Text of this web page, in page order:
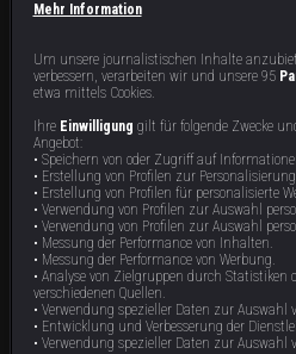
Sky Deutschland (
Telekom/Magenta TV (https://
Vodafone Deutschland (https://
waipu.tv (https://www.waipu.tv/
Mehr Information
Um unsere journalistischen Inhalte
verbessern, verarbeiten wir und unsere 95
etwa mittels Cookies.
Ihre Einwilligung gilt für folgende Zwecke
Angebot:
• Speichern von oder Zugriff auf
• Erstellung von Profilen zur
• Erstellung von Profilen für personalisierte
• Verwendung von Profilen zur Auswahl
• Verwendung von Profilen zur Auswahl
• Messung der Performance von Inhalten.
• Messung der Performance von Werbung.
• Analyse von Zielgruppen durch Statistiken
verschiedenen Quellen.
• Verwendung spezieller Daten zur Auswahl
• Entwicklung und Verbesserung der
• Verwendung spezieller Daten zur Auswahl